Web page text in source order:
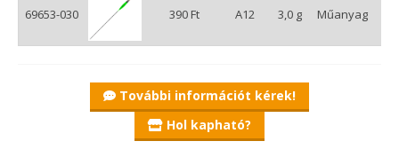
69653-030 390 Ft A12 3,0 g Műanyag
További információt kérek!
Hol kapható?